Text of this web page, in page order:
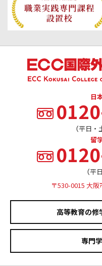
日
（平日・
留
（平
〒530-0015 大
高等教育の修
専門